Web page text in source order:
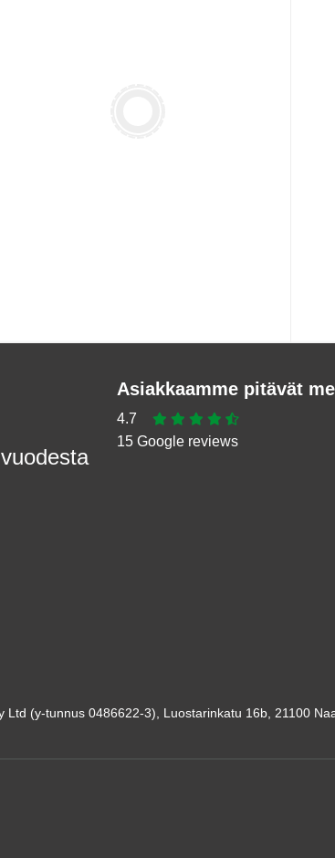
Asiakkaamme pitävät
4.7
15 Google reviews
Ltd (y-tunnus 0486622-3), Luostarinkatu 16b, 21100